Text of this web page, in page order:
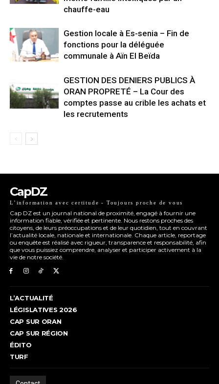
chauffe-eau
Gestion locale à Es-senia – Fin de
fonctions pour la déléguée
communale à Aïn El Beïda
GESTION DES DENIERS PUBLICS À
ORAN PROPRETÉ – La Cour des
comptes passe au crible les achats et
les recrutements
CapDZ
L’information avec certitude - Toujours proche de vous
Cap DZ est un journal national de proximité, engagé à fournir une
information fiable, vérifiée et pertinente. Nous restons proches des
citoyens, de leurs préoccupations et de leur quotidien, tout en couvrant
l’actualité locale, nationale et internationale. Chaque article, reportage
ou enquête est réalisé avec rigueur, transparence et responsabilité, afin
que vous puissiez comprendre, analyser et participer activement à la
vie de notre société.
L’ACTUALITÉ
LÉGISLATIVES 2026
CAP SUR ORAN
CAP SUR RÉGION
ÉDITO
TURF